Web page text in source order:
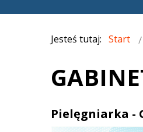
Jesteś tutaj: Start
Pielęgniarka -